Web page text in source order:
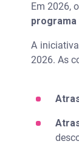
Em 2026,
programa
A
2026. As